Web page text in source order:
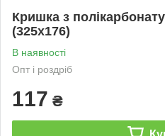
Кришка з
(325х176)
В наявності
Опт і роздріб
117 ₴